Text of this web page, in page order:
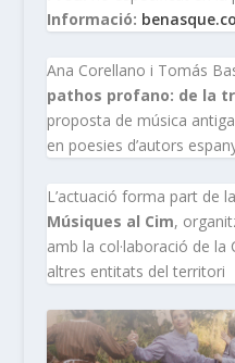
Informació:
Ana Corellano i Tomás
pathos profano: de la
proposta de música
en poesies d’autors
L’actuació forma part de
Músiques al Cim,
amb la col·laboració de la
altres entitats del territori